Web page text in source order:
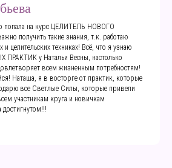
попала на курс ЦЕЛИТЕЛЬ НОВОГО
получить такие знания, т.к. работаю
целительских техниках! Всё, что я узнаю
у Натальи Весны, настолько
всем жизненным потребностям!
Наташа, я в восторге от практик, которые
все Светлые Силы, которые привели
участникам круга и новичкам
достигнутом!!!